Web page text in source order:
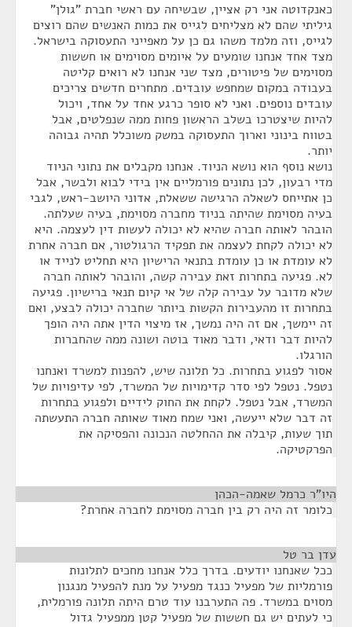
כאנקדוטה אני רק אציין, שבשיחה עם ראשי חברת "גולן"
גיליתי שהם לא מצליחים לגייס את כמות האנשים שהם רוצים
לגייס, וזה מלמד משהו גם כן על מאפייני התעסוקה בישראל.
מצד אחד אנחנו שומעים על איומים מסוימים או חששות
מסוימים של פיטורים, מצד שני אנחנו לא רואים קליטה
בעבודה במקום שמחפש עובדים. מתחרים חדשים צריכים
עובדים נוספים. ואני לא סופר כרגע אחד על אחד, ויכול
להיות שיצטרכו בשלב הראשון פחות ממה שנפלטים, אבל
בטווח בינוני וארוך התעסוקה במשק משוכלל תהיה גבוהה
יותר.
נושא נוסף הוא נושא הניוד. אנחנו מקבלים את נתוני הניוד
מדי רבעון, לכן נתונים פורמליים אין בידי לבוא ולבשר, אבל
כן אתייחס לשאלה הרגישה ששאלת, אדוני היושב-ראש, לגבי
בעיה מסוימת שהיתה בניוד מחברה מסוימת, בעיה שעלתה.
הובהר לאותה חברה שהיא לא יכולה לעשות דין לעצמה. היא
לא יכולה לקחת לעצמה את תפקיד הרגולטור, אם חברה אחרת
לא עומדת או כן עומדת בתנאי הרישיון היא תחליט לנייד או
לא. פגיעה בתחרות זאת עבירה קשה, והובהר לאותה חברה
שלא מדובר על עבירה קלה של אי קיום תנאי ברישיון. פגיעה
בתחרות זו מהעבירות הקשות ביותר שחברה יכולה לבצע, ואם
זה יימשך, אם זה היה נמשך, אז מיצוי הדין אתה היה הופך
להיות דבר ודאי, ודבר מאוד בוטה ושונה ממה שהחברות
הורגלו.
אסור לפגוע בתחרות. כל תלונה שיש, להפנות למשרד ואנחנו
נטפל. נטפל לפי סדר קדימויות של המשרד, לפי עדיפויות של
המשרד, אבל נטפל. לקחת את החוק לידיים ולפגוע בתחרות
זה דבר שלא ייעשה, ואני שמח מאוד שאותה חברה התעשתה
תוך שעות, קיבלה את ההחלטה הנכונה והפסיקה את
הפרקטיקה.
היו"ר כרמל שאמה-הכהן
כלומר זה היה רק בין חברה מסוימת לחברה אחרת?
עדן בר טל
ככל שאנחנו יודעים. בדרך כלל אנחנו מחכים לתלונות
פורמליות של מפעיל כנגד מפעיל על מנת להפעיל מנגנון
מסוים במשרד. פה התערבנו עוד טרם היתה תלונה פורמלית,
כי לעתים יש גם חששות של מפעיל קטן ממפעיל גדול